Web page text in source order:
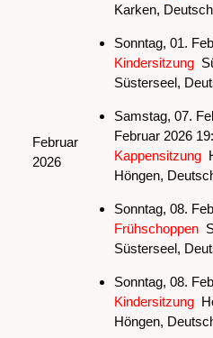
Februar
2026
Karken,
Sonntag, 01.
Kindersitzung
Süsterseel,
Samstag, 07.
Februar 2026
Kappensitzung
Höngen,
Sonntag, 08.
Frühschoppen
Süsterseel,
Sonntag, 08.
Kindersitzung
Höngen,